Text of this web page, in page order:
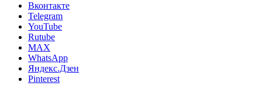
Вконтакте
Telegram
YouTube
Rutube
MAX
WhatsApp
Яндекс.Дзен
Pinterest